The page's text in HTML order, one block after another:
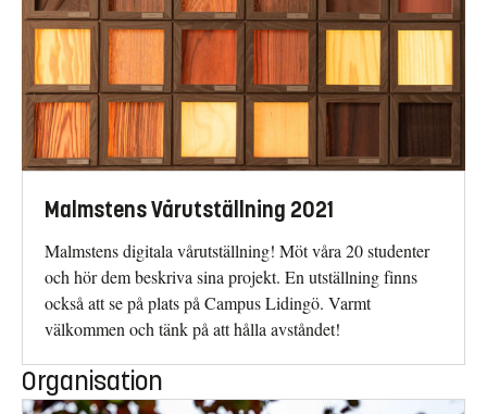
Malmstens Vårutställning 2021
Malmstens digitala vårutställning! Möt våra 20 studenter
och hör dem beskriva sina projekt. En utställning finns
också att se på plats på Campus Lidingö. Varmt
välkommen och tänk på att hålla avståndet!
Organisation